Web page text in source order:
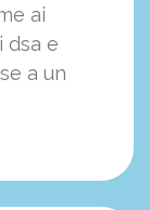
ai
dsa e
a un